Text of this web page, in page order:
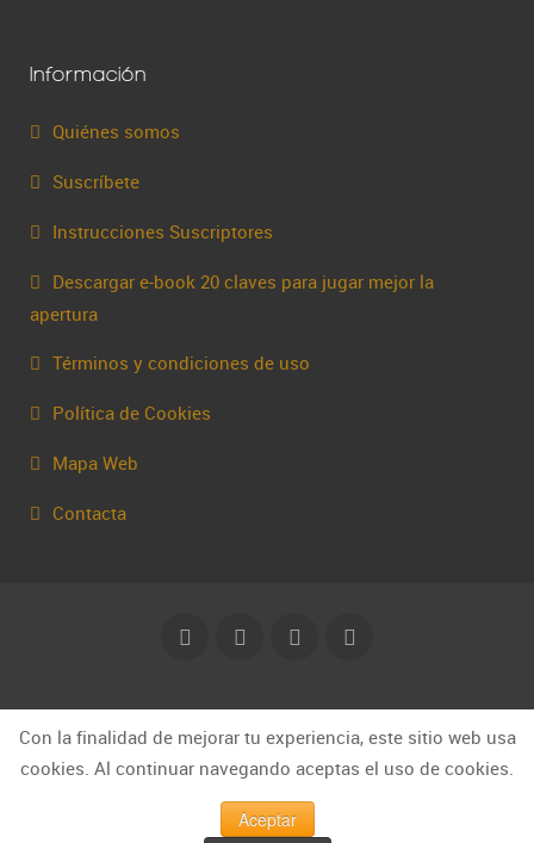
Información
Quiénes somos
Suscríbete
Instrucciones Suscriptores
Descargar e-book 20 claves para jugar mejor la
apertura
Términos y condiciones de uso
Política de Cookies
Mapa Web
Contacta
© Capakhine 2025 | capakhine@gmail.com
Con la finalidad de mejorar tu experiencia, este sitio web usa
cookies. Al continuar navegando aceptas el uso de cookies.
Aceptar